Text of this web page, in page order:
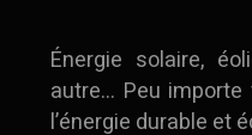
Énergie solaire,
autre… Peu
l’énergie durable et